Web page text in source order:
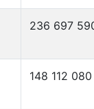
236 697
148 112 080